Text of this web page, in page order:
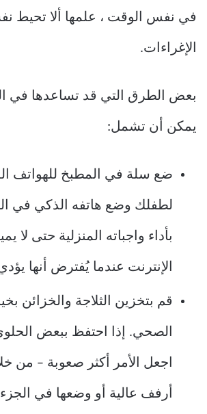
في نفس الوقت ، علمها ألا تحيط
الإغراءات.
بعض الطرق التي قد تساعدها في
يمكن أن تشمل:
ضع سلة في المطبخ للهواتف
لطفلك وضع هاتفه الذكي في
بأداء واجباته المنزلية حتى لا
الإنترنت عندما يُفترض أنها
قم بتخزين الثلاجة والخزائن
الصحي. إذا احتفظ ببعض
اجعل الأمر أكثر صعوبة – من
أرفف عالية أو وضعها في